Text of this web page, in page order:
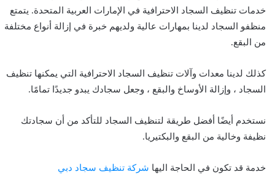
خدمات تنظيف السجاد الاحترافية في الإمارات العربية المتحدة. يتمتع
منظفو السجاد لدينا بمهارات عالية ولديهم خبرة في إزالة أنواع مختلفة
من البقع.
كذلك لدينا معدات وآلات تنظيف السجاد الاحترافية التي يمكنها تنظيف
السجاد ، وإزالة الأوساخ والبقع ، وجعل سجادك يبدو جديدًا تمامًا.
نستخدم أيضًا أفضل طريقة لتنظيف السجاد للتأكد من أن سجادتك
نظيفة وخالية من البقع والبكتيريا.
خدمة قد تكون في الحاجة اليها شركة تنظيف سجاد دبي